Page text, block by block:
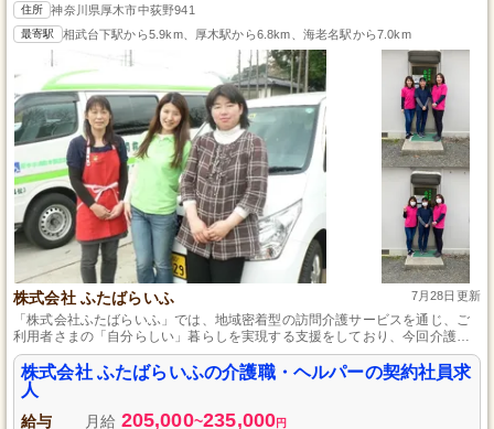
住所 神奈川県厚木市中荻野941
最寄駅 相武台下駅から5.9km、厚木駅から6.8km、海老名駅から7.0km
株式会社 ふたばらいふ 7月28日更新
「株式会社ふたばらいふ」では、地域密着型の訪問介護サービスを通じ、ご
利用者さまの「自分らしい」暮らしを実現する支援をしており、今回介護職
の契約社員を募集。日勤専従で家族手当も支給するため、ご家庭をお持ちの
方にも働きやすい環境が整っています。
株式会社 ふたばらいふの介護職・ヘルパーの契約社員求
人
給与 月給 205,000~235,000円